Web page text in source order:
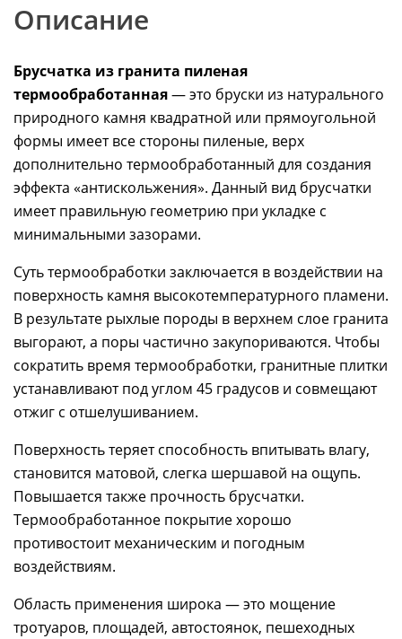
Описание
Брусчатка из гранита пиленая
термообработанная— это бруски из натурального
природного камня квадратной или прямоугольной
формы имеет все стороны пиленые, верх
дополнительно термообработанный для создания
эффекта «антискольжения». Данный вид брусчатки
имеет правильную геометрию при укладке с
минимальными зазорами.
Суть термообработки заключается в воздействии на
поверхность камня высокотемпературного пламени.
В результате рыхлые породы в верхнем слое гранита
выгорают, а поры частично закупориваются. Чтобы
сократить время термообработки, гранитные плитки
устанавливают под углом 45 градусов и совмещают
отжиг с отшелушиванием.
Поверхность теряет способность впитывать влагу,
становится матовой, слегка шершавой на ощупь.
Повышается также прочность брусчатки.
Термообработанное покрытие хорошо
противостоит механическим и погодным
воздействиям.
Область применения широка — это мощение
тротуаров, площадей, автостоянок, пешеходных